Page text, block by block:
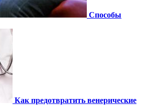
Способы
Как предотвратить венерические